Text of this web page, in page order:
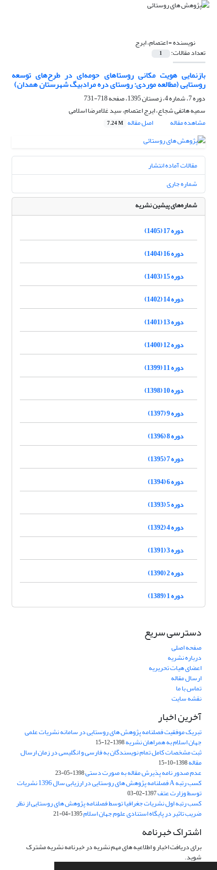
نویسنده =اعتصام، ایرج
تعداد مقالات: 1
بازنمایی هویت مکانی روستاهای حومه‌ای در طرح‌های توسعه
روستایی (مطالعه موردی: روستای دره مرادبیگ شهرستان همدان)
دوره 7، شماره 4، زمستان 1395، صفحه
718-731
سمیه هاتفی شجاع، ایرج اعتصام، سید غلامرضا اسلامی
مشاهده مقاله
اصل مقاله 7.24 M
مقالات آماده انتشار
شماره جاری
شماره‌های پیشین نشریه
دوره 17 (1405)
دوره 16 (1404)
دوره 15 (1403)
دوره 14 (1402)
دوره 13 (1401)
دوره 12 (1400)
دوره 11 (1399)
دوره 10 (1398)
دوره 9 (1397)
دوره 8 (1396)
دوره 7 (1395)
دوره 6 (1394)
دوره 5 (1393)
دوره 4 (1392)
دوره 3 (1391)
دوره 2 (1390)
دوره 1 (1389)
دسترسی سریع
صفحه اصلی
درباره نشریه
اعضای هیات تحریریه
ارسال مقاله
تماس با ما
نقشه سایت
آخرین اخبار
تبریک موفقیت فصلنامه پژوهش های روستایی در سامانه نشریات علمی
جهان اسلام به همراهان نشریه1398-12-15
ثبت مشخصات کامل تمام نویسندگان به فارسی و انگلیسی در زمان ارسال
مقاله1398-10-15
عدم صدور نامه پذیرش مقاله به صورت دستی1398-05-23
کسب رتبه A فصلنامه پژوهش های روستایی در ارزیابی سال 1396 نشریات
توسط وزارت عتف1397-02-03
کسب رتبه اول نشریات جغرافیا توسط فصلنامه پژوهش های روستایی از نظر
ضریب تاثیر در پایگاه استنادی علوم جهان اسلام1395-04-21
اشتراک خبرنامه
برای دریافت اخبار و اطلاعیه های مهم نشریه در خبرنامه نشریه مشترک
شوید.